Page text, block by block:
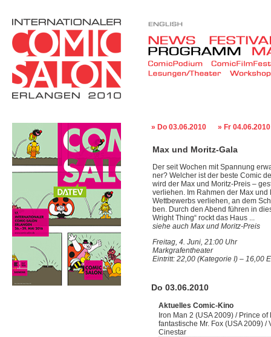
» Do 03.06.2010 » Fr 04.06.2010
Max und Moritz-Gala
Der seit Wochen mit Spannung
ner? Welcher ist der beste Comic
wird der Max und Moritz-Preis –
verliehen. Im Rahmen der Max und
Wettbewerbs verliehen, an dem
ben. Durch den Abend führen in
Wright Thing“ rockt das Haus ...
siehe auch Max und Moritz-Preis
Freitag, 4. Juni, 21:00 Uhr
Markgrafentheater
Eintritt: 22,00 (Kategorie I) – 16,00
Do 03.06.2010
Aktuelles Comic-Kino
Iron Man 2 (USA 2009) / Prince
fantastische Mr. Fox (USA 2009)
Cinestar